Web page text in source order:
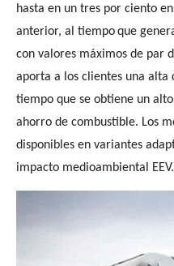
hasta en un tres por ciento
anterior, al tiempoque
con valores máximos de par
aporta a los clientes una alta
tiempo que se obtiene un
ahorro de combustible. Los
disponibles en variantes
impacto medioambiental EEV.